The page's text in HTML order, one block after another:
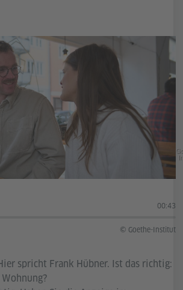
00:43
© Goethe-Institut
spricht Frank Hübner. Ist das richtig: